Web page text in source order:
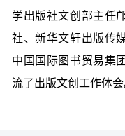
学出版社文创部主任
社、新华文轩出版传
中国国际图书贸易集
流了出版文创工作体会